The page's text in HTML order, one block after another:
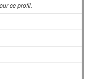
ce profil.